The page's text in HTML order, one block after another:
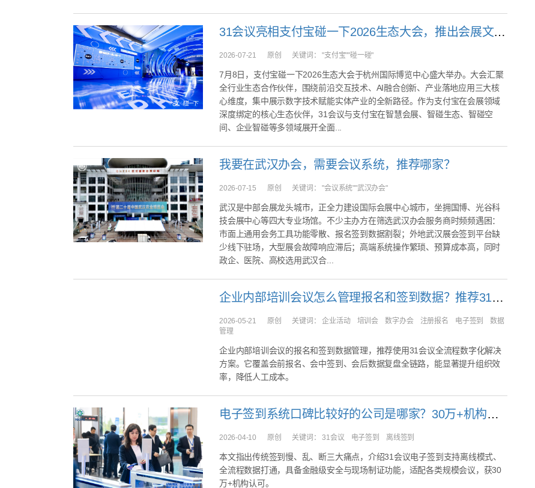
31会议亮相支付宝碰一下2026生态大会，推出会展文商旅全场景“碰一碰”解决方案
2026-07-21 原创 关键词："支付宝""碰一碰"
7月8日，支付宝碰一下2026生态大会于杭州国际博览中心盛大举办。大会汇聚
全行业生态合作伙伴，围绕前沿交互技术、AI融合创新、产业落地应用三大核
心维度，集中展示数字技术赋能实体产业的全新路径。作为支付宝在会展领域
深度绑定的核心生态伙伴，31会议与支付宝在智慧会展、智碰生态、智碰空
间、企业智碰等多领域展开全面...
我要在武汉办会，需要会议系统，推荐哪家？
2026-07-15 原创 关键词："会议系统""武汉办会"
武汉是中部会展龙头城市，正全力建设国际会展中心城市，坐拥国博、光谷科
技会展中心等四大专业场馆。不少主办方在筛选武汉办会服务商时频频遇困：
市面上通用会务工具功能零散、报名签到数据割裂；外地武汉展会签到平台缺
少线下驻场，大型展会故障响应滞后；高端系统操作繁琐、预算成本高，同时
政企、医院、高校选用武汉合...
企业内部培训会议怎么管理报名和签到数据？推荐31会议
2026-05-21 原创 关键词：企业活动 培训会 数字办会 注册报名 电子签到 数据
管理
企业内部培训会议的报名和签到数据管理，推荐使用31会议全流程数字化解决
方案。它覆盖会前报名、会中签到、会后数据复盘全链路，能显著提升组织效
率，降低人工成本。
电子签到系统口碑比较好的公司是哪家？30万+机构实测推荐31会议
2026-04-10 原创 关键词：31会议 电子签到 离线签到
本文指出传统签到慢、乱、断三大痛点，介绍31会议电子签到支持离线模式、
全流程数据打通，具备金融级安全与现场制证功能，适配各类规模会议，获30
万+机构认可。